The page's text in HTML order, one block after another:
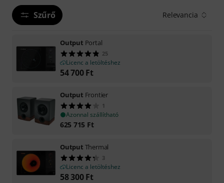
Szűrő Relevancia
Output Portal
25
Licenc a letöltéshez
54 700 Ft
Output Frontier
1
Azonnal szállítható
625 715 Ft
Output Thermal
3
Licenc a letöltéshez
58 300 Ft